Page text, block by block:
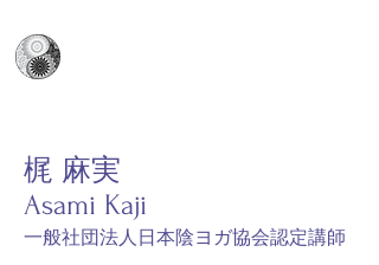
​梶 麻実
Asami Kaji
​一般社団法人日本陰ヨガ協会認定講師